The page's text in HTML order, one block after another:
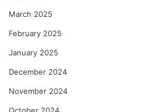
March 2025
February 2025
January 2025
December 2024
November 2024
October 2024